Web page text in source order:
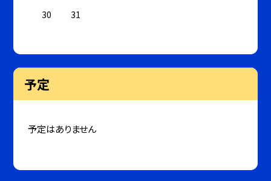
30
31
予定
予定はありません